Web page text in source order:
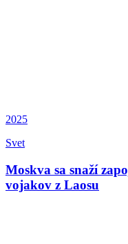
2025
Svet
Moskva sa snaží
vojakov z Laosu